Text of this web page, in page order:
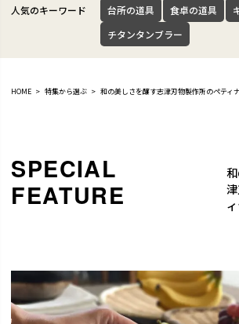
人気のキーワード 台所の道具 食卓の道具
チタンタンブラー
HOME 特集から選ぶ 和の美しさを醸す志津刃物製作所のペティ